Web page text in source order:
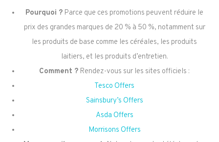
Pourquoi ? Parce que ces promotions peuvent réduire le
prix des grandes marques de 20 % à 50 %, notamment sur
les produits de base comme les céréales, les produits
laitiers, et les produits d’entretien.
Comment ? Rendez-vous sur les sites officiels :
Tesco Offers
Sainsbury’s Offers
Asda Offers
Morrisons Offers